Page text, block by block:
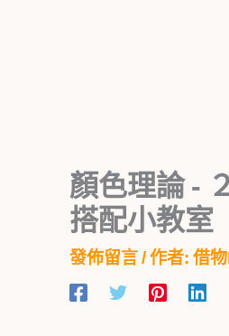
顏色理論 -
搭配小教室
發佈留言/ 作者:借